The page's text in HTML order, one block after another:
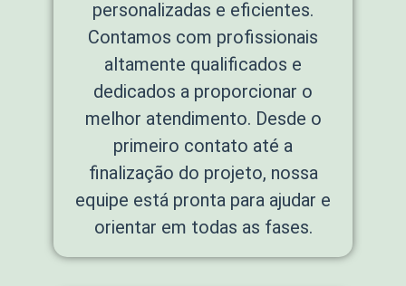
personalizadas e eficientes.
Contamos com profissionais
altamente qualificados e
dedicados a proporcionar o
melhor atendimento. Desde o
primeiro contato até a
finalização do projeto, nossa
equipe está pronta para ajudar e
orientar em todas as fases.